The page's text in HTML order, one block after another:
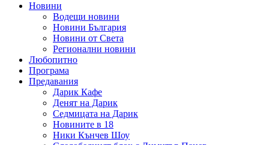
Новини
Водещи новини
Новини България
Новини от Света
Регионални новини
Любопитно
Програма
Предавания
Дарик Кафе
Денят на Дарик
Седмицата на Дарик
Новините в 18
Ники Кънчев Шоу